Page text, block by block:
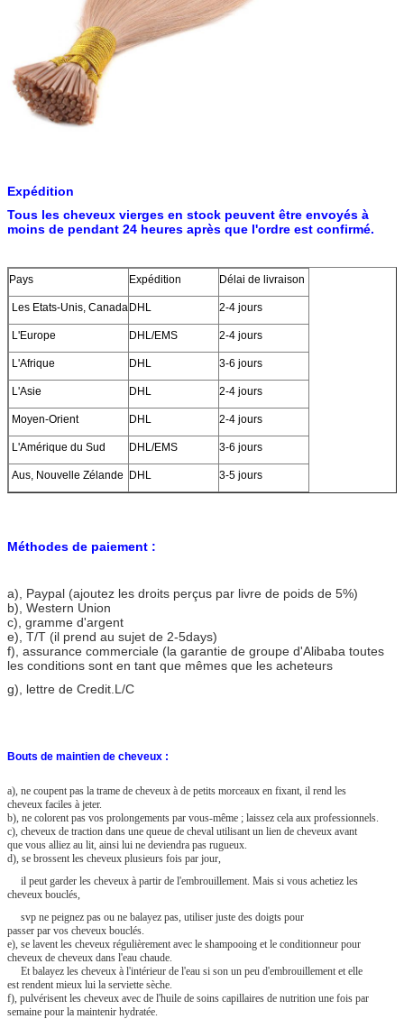
Expédition
Tous les cheveux vierges en stock peuvent être envoyés à
moins de pendant 24 heures après que l'ordre est confirmé.
Pays Expédition Délai de livraison
Les Etats-Unis, CanadaDHL 2-4 jours
L'Europe DHL/EMS 2-4 jours
L'Afrique DHL 3-6 jours
L'Asie DHL 2-4 jours
Moyen-Orient DHL 2-4 jours
L'Amérique du Sud DHL/EMS 3-6 jours
Aus, Nouvelle Zélande DHL 3-5 jours
Méthodes de paiement :
a) , Paypal (ajoutez les droits perçus par livre de poids de 5%)
b), Western Union
c), gramme d'argent
e), T/T (il prend au sujet de 2-5days)
f), assurance commerciale (la garantie de groupe d'Alibaba toutes
les conditions sont en tant que mêmes que les acheteurs
g), lettre de Credit.L/C
Bouts de maintien de cheveux :
a), ne coupent pas la trame de cheveux à de petits morceaux en fixant, il rend les
cheveux faciles à jeter.
b), ne colorent pas vos prolongements par vous-même ; laissez cela aux professionnels.
c), cheveux de traction dans une queue de cheval utilisant un lien de cheveux avant
que vous alliez au lit, ainsi lui ne deviendra pas rugueux.
d), se brossent les cheveux plusieurs fois par jour,
il peut garder les cheveux à partir de l'embrouillement. Mais si vous achetiez les
cheveux bouclés,
svp ne peignez pas ou ne balayez pas, utiliser juste des doigts pour
passer par vos cheveux bouclés.
e), se lavent les cheveux régulièrement avec le shampooing et le conditionneur pour
cheveux de cheveux dans l'eau chaude.
Et balayez les cheveux à l'intérieur de l'eau si son un peu d'embrouillement et elle
est rendent mieux lui la serviette sèche.
f), pulvérisent les cheveux avec de l'huile de soins capillaires de nutrition une fois par
semaine pour la maintenir hydratée.